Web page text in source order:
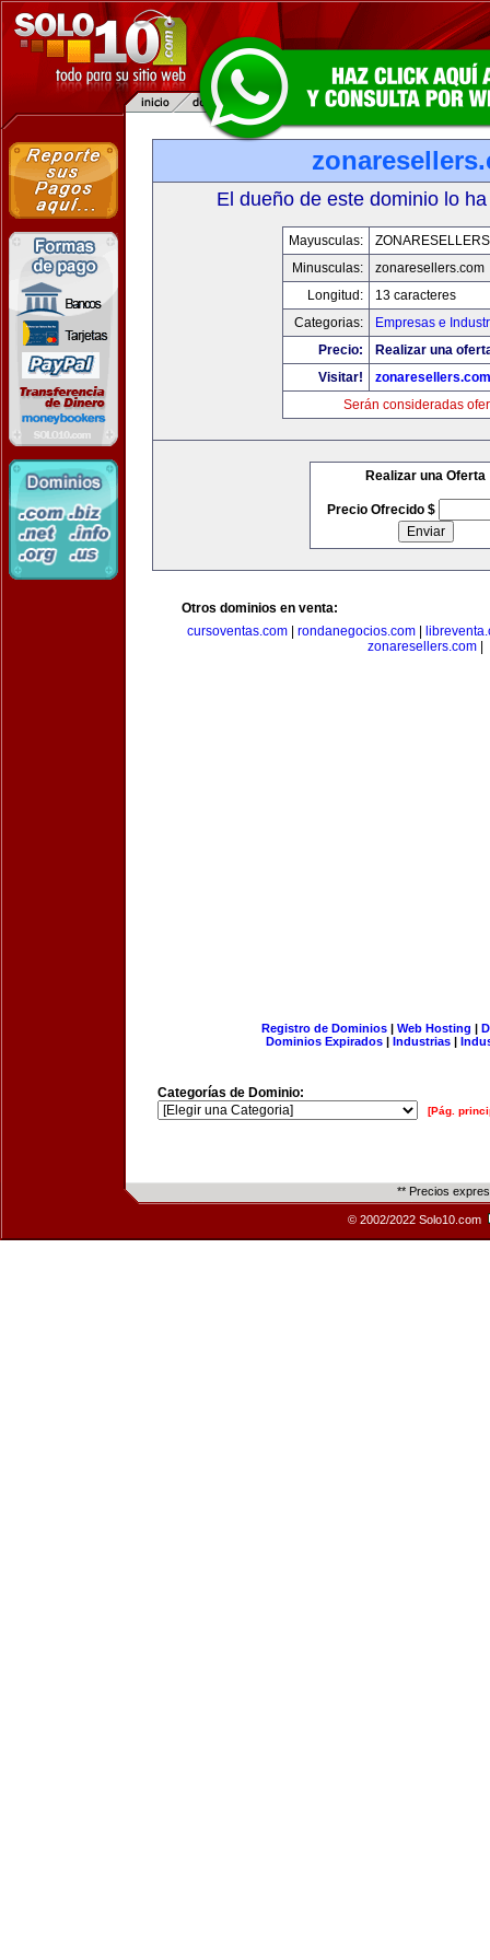
El dueño de este dominio lo
Mayusculas:
Minusculas:
zonaresellers.com
Longitud:
13 caracteres
Categorias:
Empresas e
Precio:
Realizar una
Visitar!
zonaresellers.com
Serán consideradas
Realizar una Oferta
Precio Ofrecido $
Otros dominios en venta:
cursoventas.com
rondanegocios.com
zonaresellers.com
Registro de Dominios| Web Hosting |
Dominios Expirados | Industrias |
Categorías de Dominio:
[Pág.
** Precios
© 2002/2022 Solo10.com